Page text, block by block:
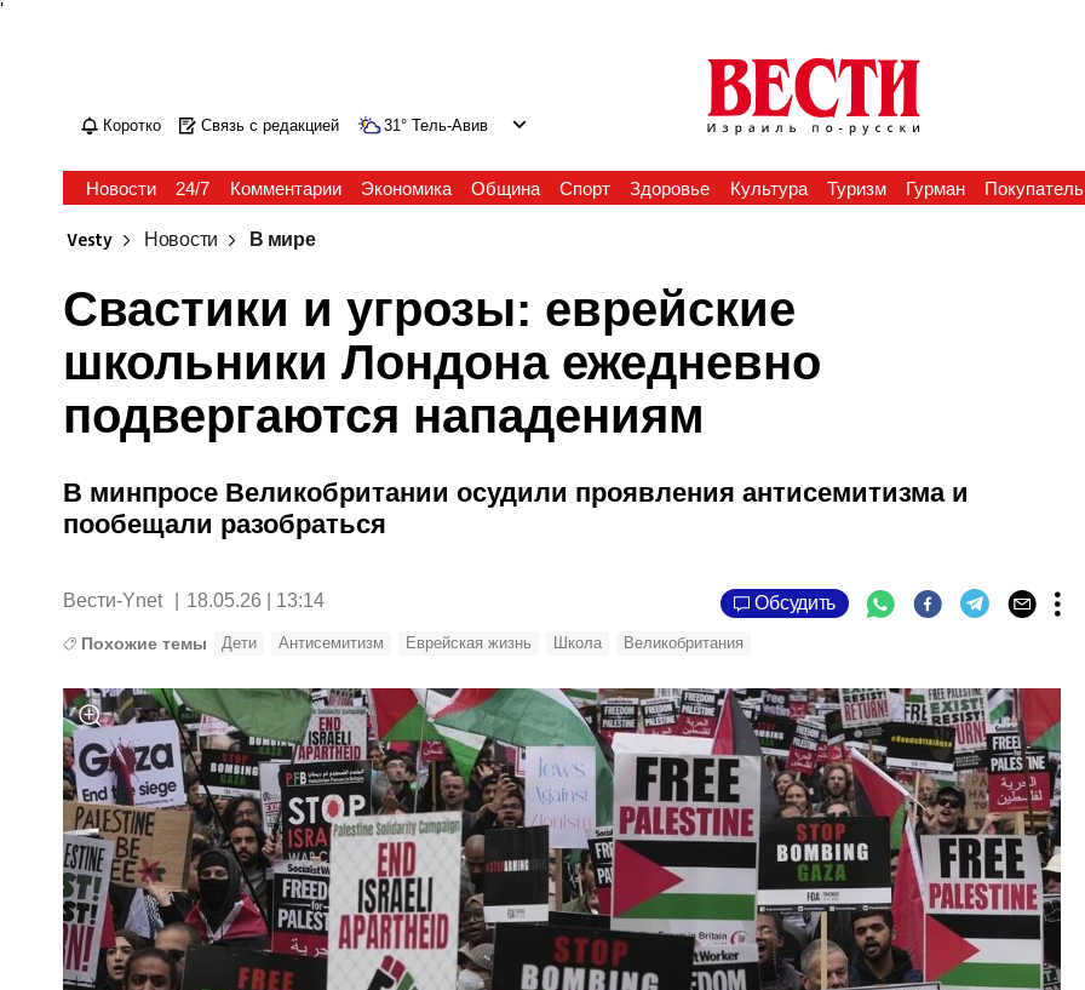
'
Коротко Связь с редакцией 31° Тель-Авив
Новости 24/7 Комментарии Экономика Община Спорт Здоровье Культура Туризм Гурман Покупатель
Vesty Новости В мире
Свастики и угрозы: еврейские
школьники Лондона ежедневно
подвергаются нападениям
В минпросе Великобритании осудили проявления антисемитизма и
пообещали разобраться
Вести-Ynet 18.05.26 | 13:14 Обсудить
Похожие темы Дети Антисемитизм Еврейская жизнь Школа Великобритания